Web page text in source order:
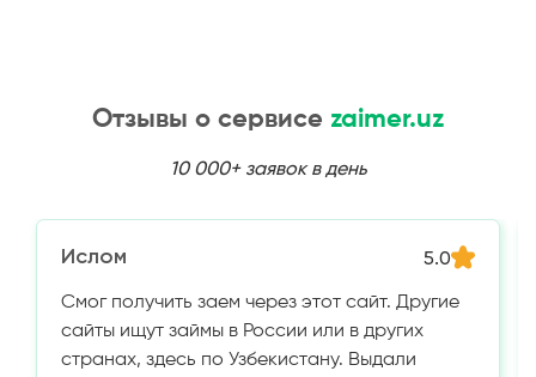
Отзывы о сервисе zaimer.uz
10 000+ заявок в день
Ислом 5.0
Смог получить заем через этот сайт. Другие
сайты ищут займы в России или в других
странах, здесь по Узбекистану. Выдали